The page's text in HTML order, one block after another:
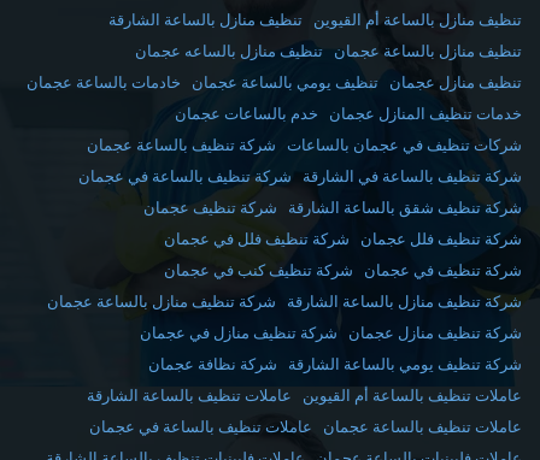
تنظيف منازل بالساعة أم القيوين
تنظيف منازل بالساعة الشارقة
تنظيف منازل بالساعة عجمان
تنظيف منازل بالساعه عجمان
تنظيف منازل عجمان
تنظيف يومي بالساعة عجمان
خادمات بالساعة عجمان
خدمات تنظيف المنازل عجمان
خدم بالساعات عجمان
شركات تنظيف في عجمان بالساعات
شركة تنظيف بالساعة عجمان
شركة تنظيف بالساعة في الشارقة
شركة تنظيف بالساعة في عجمان
شركة تنظيف شقق بالساعة الشارقة
شركة تنظيف عجمان
شركة تنظيف فلل عجمان
شركة تنظيف فلل في عجمان
شركة تنظيف في عجمان
شركة تنظيف كنب في عجمان
شركة تنظيف منازل بالساعة الشارقة
شركة تنظيف منازل بالساعة عجمان
شركة تنظيف منازل عجمان
شركة تنظيف منازل في عجمان
شركة تنظيف يومي بالساعة الشارقة
شركة نظافة عجمان
عاملات تنظيف بالساعة أم القيوين
عاملات تنظيف بالساعة الشارقة
عاملات تنظيف بالساعة عجمان
عاملات تنظيف بالساعة في عجمان